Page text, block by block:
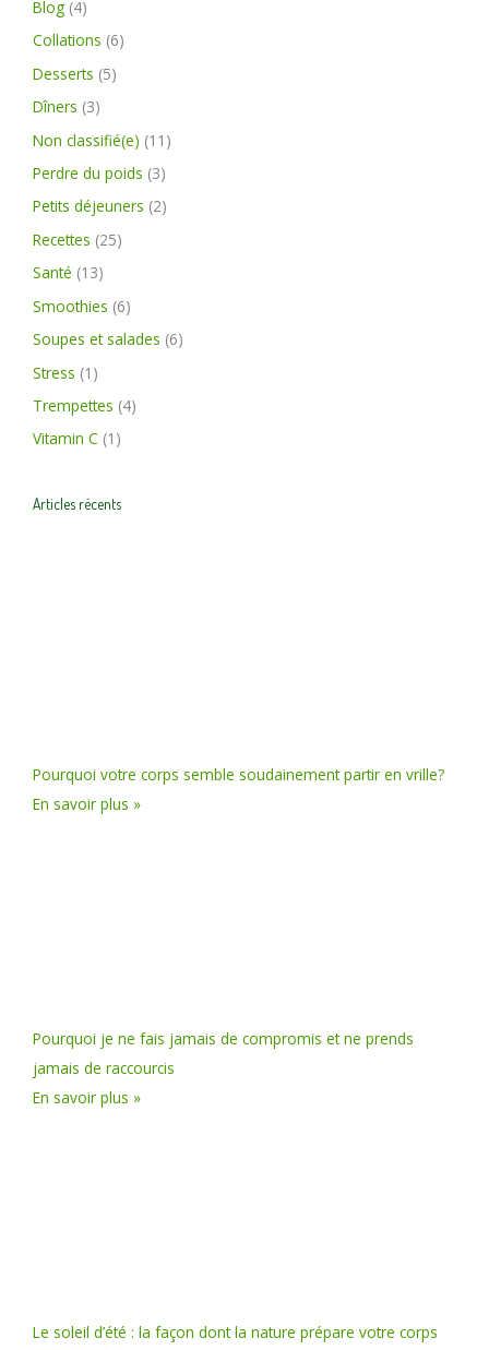
Blog (4)
Collations (6)
Desserts (5)
Dîners (3)
Non classifié(e) (11)
Perdre du poids (3)
Petits déjeuners (2)
Recettes (25)
Santé (13)
Smoothies (6)
Soupes et salades (6)
Stress (1)
Trempettes (4)
Vitamin C (1)
Articles récents
Pourquoi votre corps semble soudainement partir en vrille?
En savoir plus »
Pourquoi je ne fais jamais de compromis et ne prends
jamais de raccourcis
En savoir plus »
Le soleil d’été : la façon dont la nature prépare votre corps